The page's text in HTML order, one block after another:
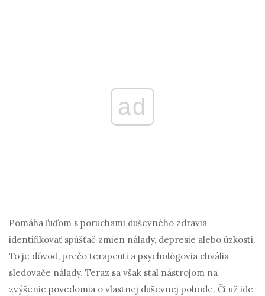
ad
Pomáha ľuďom s poruchami duševného zdravia
identifikovať spúšťač zmien nálady, depresie alebo úzkosti.
To je dôvod, prečo terapeuti a psychológovia chvália
sledovače nálady. Teraz sa však stal nástrojom na
zvýšenie povedomia o vlastnej duševnej pohode. Či už ide